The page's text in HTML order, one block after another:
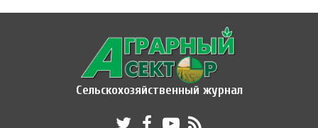
Сельскохозяйственный журнал